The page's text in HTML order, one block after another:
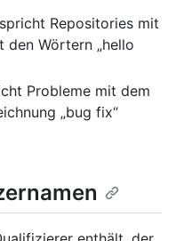
Repositories mit
den Wörtern „hello
Probleme mit dem
„bug fix“